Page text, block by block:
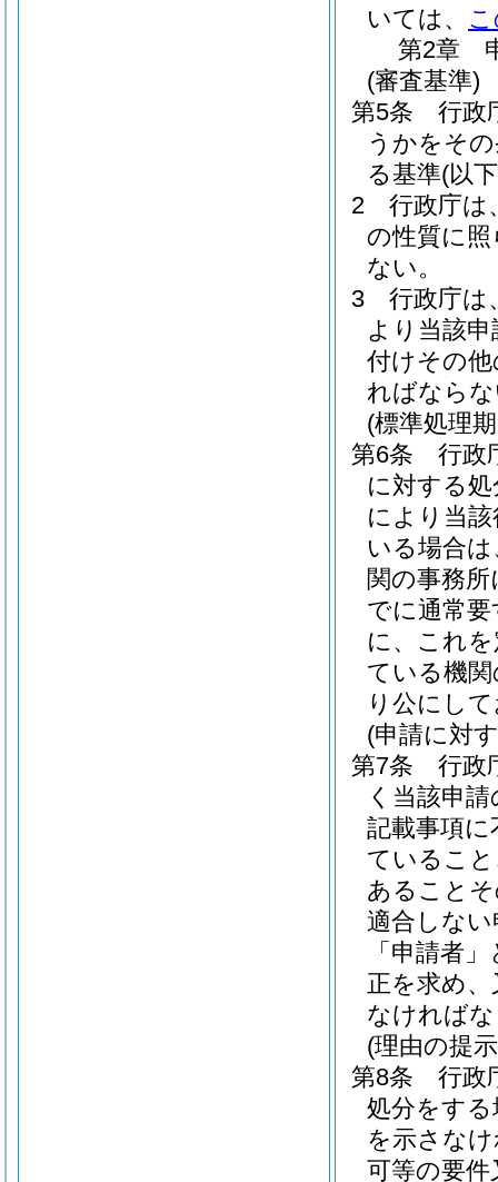
いては、
第2章
(審査基準)
第5条
行政
うかをそ
る基準(以
2
行政庁は
の性質に
ない。
3
行政庁は
より当該
付けその
ればなら
(標準処理
第6条
行政
に対する
により当
いる場合
関の事務
でに通常
に、これ
ている機
り公にし
(申請に対
第7条
行政
く当該申
記載事項
ているこ
あること
適合しな
「申請者
正を求め
なければ
(理由の提
第8条
行政
処分をす
を示さな
可等の要